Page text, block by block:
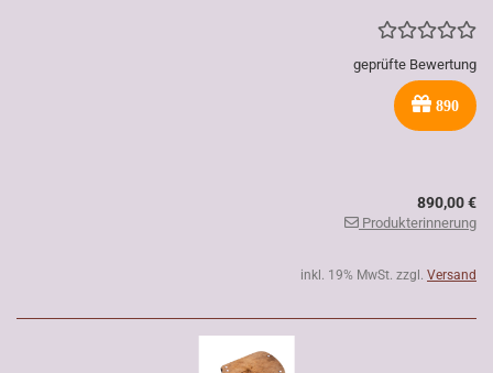
geprüfte Bewertung
890
890,00 €
Produkterinnerung
inkl. 19% MwSt. zzgl. Versand